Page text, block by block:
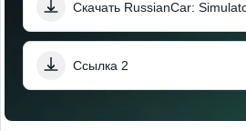
Ссылка 2